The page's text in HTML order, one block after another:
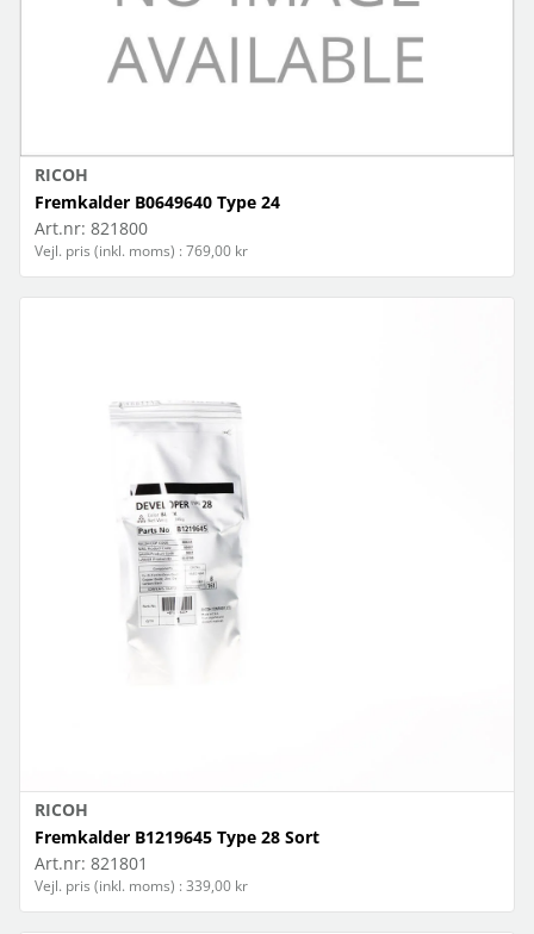
RICOH
Fremkalder B0649640 Type 24
Art.nr: 821800
Vejl. pris (inkl. moms) : 769,00 kr
RICOH
Fremkalder B1219645 Type 28 Sort
Art.nr: 821801
Vejl. pris (inkl. moms) : 339,00 kr